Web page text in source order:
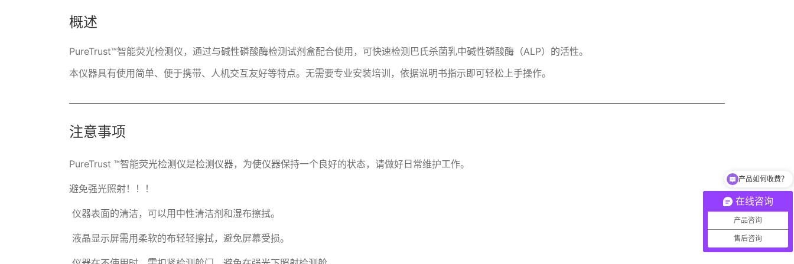
概述
PureTrust™智能荧光检测仪，通过与碱性磷酸酶检测试剂盒配合使用，可快速检测巴氏杀菌乳中碱性磷酸酶（ALP）的活性。
本仪器具有使用简单、便于携带、人机交互友好等特点。无需要专业安装培训，依据说明书指示即可轻松上手操作。
注意事项
PureTrust ™智能荧光检测仪是检测仪器，为使仪器保持一个良好的状态，请做好日常维护工作。
避免强光照射！！！
在线咨询
产品咨询
售后咨询
产品如何收费？